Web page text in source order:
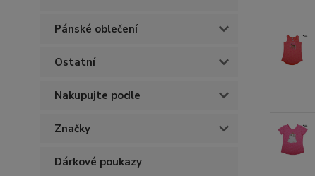
Pánské oblečení
Ostatní
Nakupujte podle
Značky
Dárkové poukazy